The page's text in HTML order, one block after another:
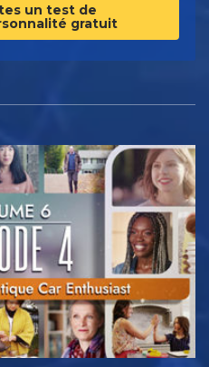
un test de
gratuit